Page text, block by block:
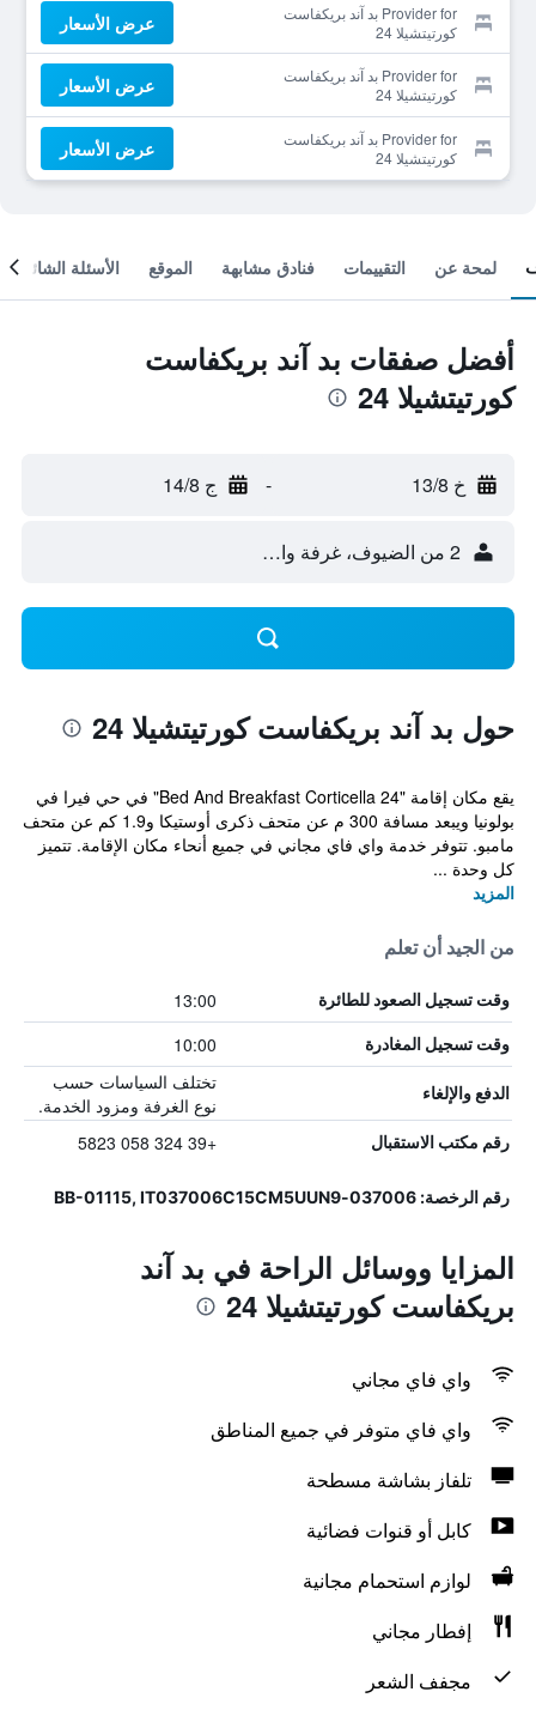
Provider for بد آند بريكفاست
كورتيتشيلا 24
عرض الأسعار
Provider for بد آند بريكفاست
كورتيتشيلا 24
عرض الأسعار
Provider for بد آند بريكفاست
كورتيتشيلا 24
عرض الأسعار
لمحة عن التقييمات فنادق مشابهة الموقع الأسئلة الشائعة
أفضل صفقات بد آند بريكفاست
كورتيتشيلا 24
خ 13/8 - ج 14/8
2 من الضيوف، غرفة واحدة
حول بد آند بريكفاست كورتيتشيلا 24
يقع مكان إقامة "Bed And Breakfast Corticella 24" في حي فيرا في
بولونيا ويبعد مسافة 300 م عن متحف ذكرى أوستيكا و1.9 كم عن متحف
مامبو. تتوفر خدمة واي فاي مجاني في جميع أنحاء مكان الإقامة. تتميز
كل وحدة ...
المزيد
من الجيد أن تعلم
وقت تسجيل الصعود للطائرة 13:00
وقت تسجيل المغادرة 10:00
الدفع والإلغاء
تختلف السياسات حسب
نوع الغرفة ومزود الخدمة.
رقم مكتب الاستقبال +39 324 058 5823
رقم الرخصة: 037006-BB-01115, IT037006C15CM5UUN9
المزايا ووسائل الراحة في بد آند
بريكفاست كورتيتشيلا 24
واي فاي مجاني
واي فاي متوفر في جميع المناطق
تلفاز بشاشة مسطحة
كابل أو قنوات فضائية
لوازم استحمام مجانية
إفطار مجاني
مجفف الشعر